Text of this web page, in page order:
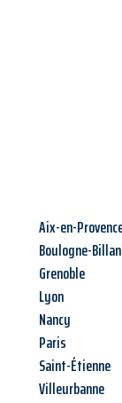
Aix-en-
Boulogne-
Grenoble
Lyon
Nancy
Paris
Saint-Étienne
Villeurbanne